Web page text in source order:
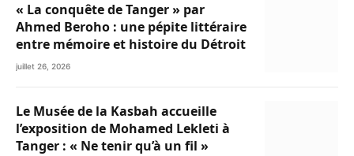
« La conquête de Tanger » par
Ahmed Beroho : une pépite littéraire
entre mémoire et histoire du Détroit
juillet 26, 2026
Le Musée de la Kasbah accueille
l’exposition de Mohamed Lekleti à
Tanger : « Ne tenir qu’à un fil »